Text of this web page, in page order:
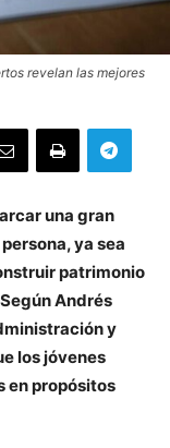
revelan las mejores
una gran
ya sea
patrimonio
Andrés
y
los jóvenes
en propósitos